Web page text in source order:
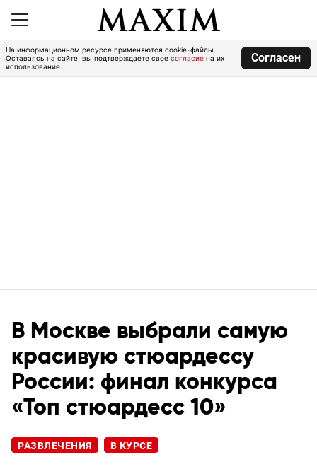
На информационном ресурсе применяются cookie-файлы.
Оставаясь на сайте, вы подтверждаете свое согласие на их
использование.
Согласен
В Москве выбрали самую
красивую стюардессу
России: финал конкурса
«Топ стюардесс 10»
РАЗВЛЕЧЕНИЯ В КУРСЕ